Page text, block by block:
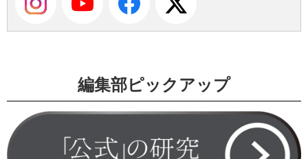
編集部ピックアップ